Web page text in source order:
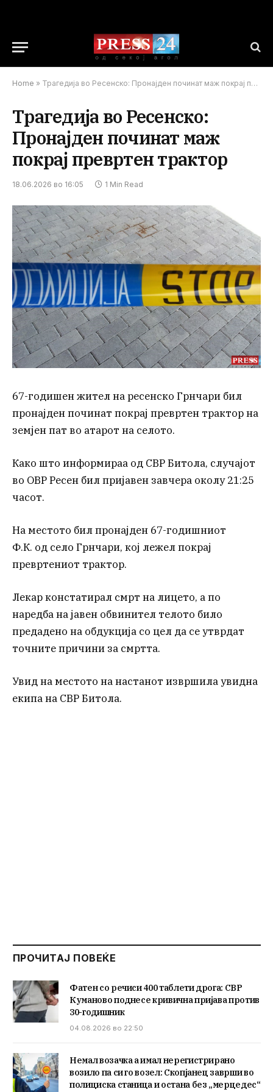
Home » Трагедија во Ресенско: Пронајден починат маж покрај превртен трактор
Трагедија во Ресенско:
Пронајден починат маж
покрај превртен трактор
18.06.2026 во 16:05 1 Min Read
67-годишен жител на ресенско Грнчари бил
пронајден починат покрај превртен трактор на
земјен пат во атарот на селото.
Како што информираа од СВР Битола, случајот
во ОВР Ресен бил пријавен завчера околу 21:25
часот.
На местото бил пронајден 67-годишниот
Ф.К. од село Грнчари, кој лежел покрај
превртениот трактор.
Лекар констатирал смрт на лицето, а по
наредба на јавен обвинител телото било
предадено на обдукција со цел да се утврдат
точните причини за смртта.
Увид на местото на настанот извршила увидна
екипа на СВР Битола.
ПРОЧИТАЈ ПОВЕЌЕ
Фатен со речиси 400 таблети дрога: СВР
Куманово поднесе кривична пријава против
30-годишник
04.08.2026 во 22:50
Немал возачка а имал нерегистрирано
возило па си го возел: Скопјанец заврши во
полициска станица и остана без „мерцедес“